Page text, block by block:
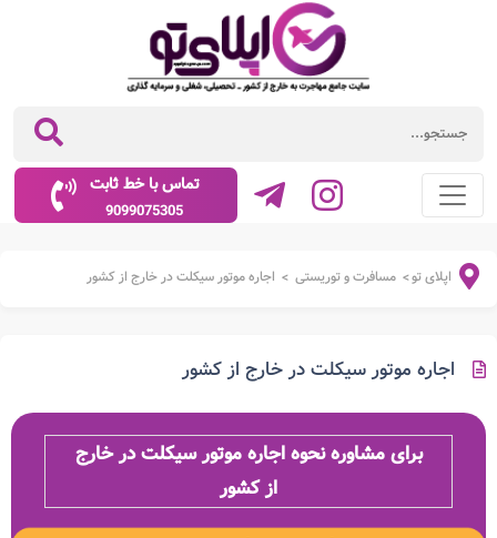
تماس با خط ثابت
9099075305
اپلای تو> مسافرت و توریستی > اجاره موتور سیکلت در خارج از کشور
اجاره موتور سیکلت در خارج از کشور
برای مشاوره نحوه اجاره موتور سیکلت در خارج
از کشور